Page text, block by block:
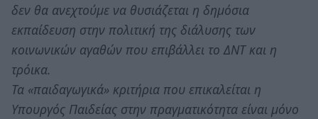
δεν θα ανεχτούμε να θυσιάζεται η δημόσια
εκπαίδευση στην πολιτική της διάλυσης των
κοινωνικών αγαθών που επιβάλλει το ΔΝΤ και η
τρόικα.
Τα «παιδαγωγικά» κριτήρια που επικαλείται η
Υπουργός Παιδείας στην πραγματικότητα είναι μόνο